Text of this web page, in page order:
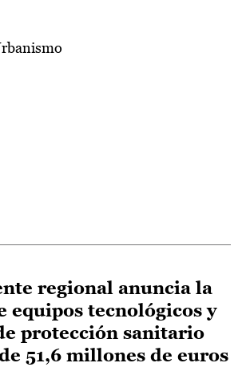
regional anuncia la
equipos tecnológicos y
protección sanitario
51,6 millones de euros